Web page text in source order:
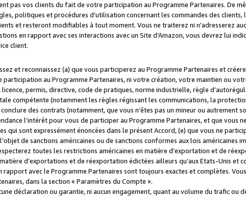
pas vos clients du fait de votre participation au Programme Partenaires. De
politiques et procédures d’utilisation concernant les commandes des
et resteront modifiables à tout moment. Vous ne traiterez ni n'adresserez
en rapport avec ses interactions avec un Site d’Amazon, vous devrez lui
client.
et reconnaissez (a) que vous participerez au Programme Partenaires et
participation au Programme Partenaires, ni votre création, votre maintien ou
permis, directive, code de pratiques, norme industrielle, règle
compétente (notamment les règles régissant les communications, la
des contrats (notamment, que vous n’êtes pas un mineur ou autrement
l’intérêt pour vous de participer au Programme Partenaires, et que vous
qui sont expressément énoncées dans le présent Accord, (e) que vous ne
de sanctions américaines ou de sanctions conformes aux lois américaines
toutes les restrictions américaines en matière d’exportation et de
d’exportations et de réexportation édictées ailleurs qu’aux Etats-Unis
rapport avec le Programme Partenaires sont toujours exactes et complètes.
dans la section « Paramètres du Compte ».
déclaration ou garantie, ni aucun engagement, quant au volume du trafic